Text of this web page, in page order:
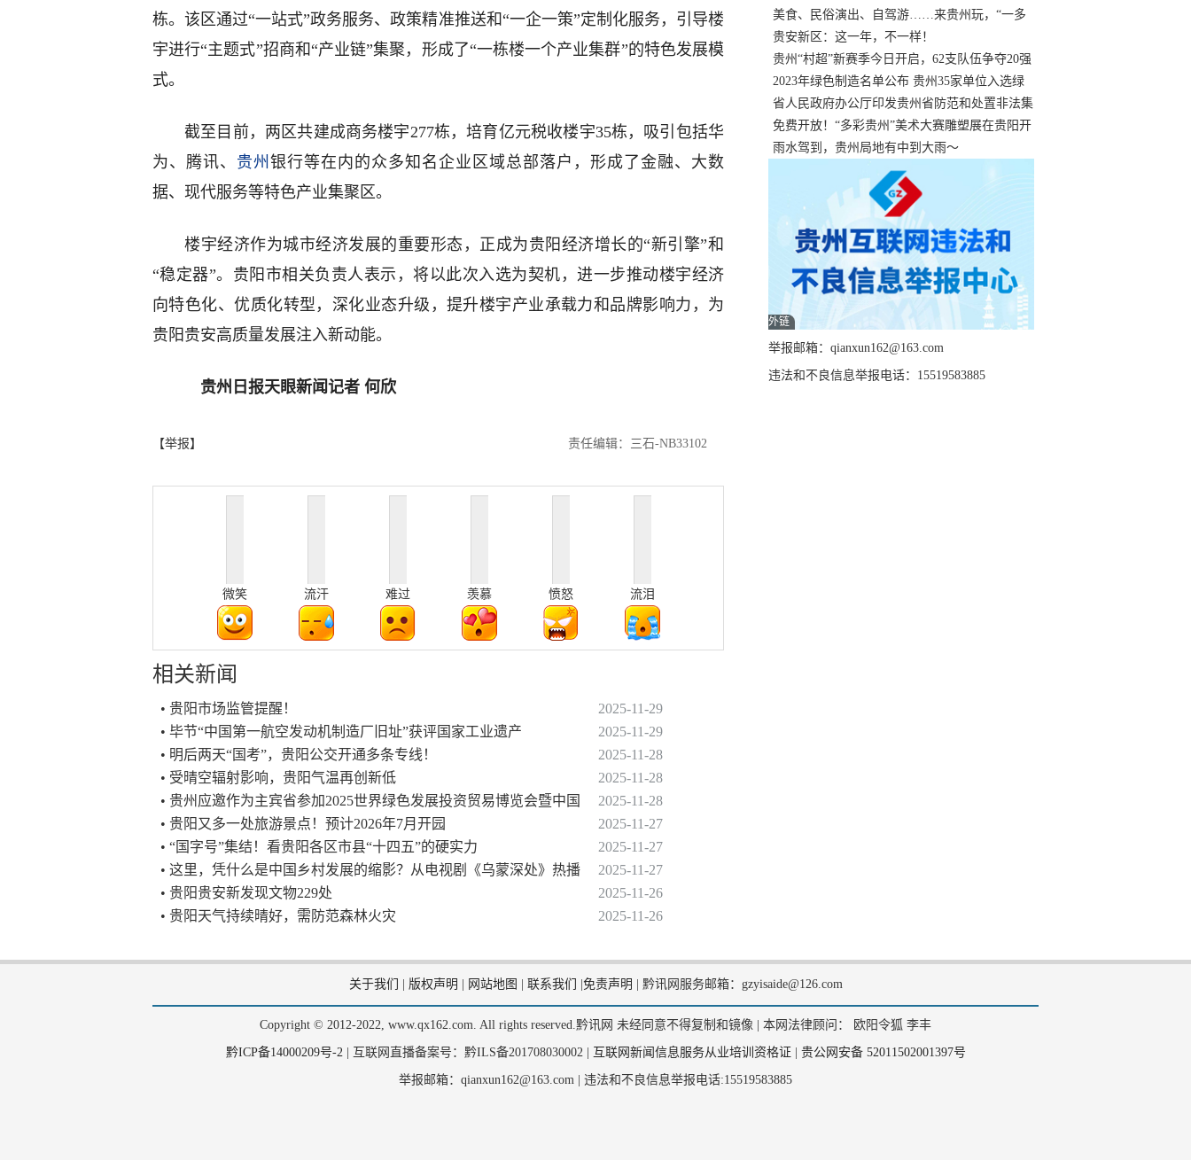
栋。该区通过“一站式”政务服务、政策精准推送和“一企一策”定制化服务，引导楼
宇进行“主题式”招商和“产业链”集聚，形成了“一栋楼一个产业集群”的特色发展模
式。
截至目前，两区共建成商务楼宇277栋，培育亿元税收楼宇35栋，吸引包括华
为、腾讯、 贵州 银行等在内的众多知名企业区域总部落户，形成了金融、大数
据、现代服务等特色产业集聚区。
楼宇经济作为城市经济发展的重要形态，正成为贵阳经济增长的“新引擎”和
“稳定器”。贵阳市相关负责人表示，将以此次入选为契机，进一步推动楼宇经济
向特色化、优质化转型，深化业态升级，提升楼宇产业承载力和品牌影响力，为
贵阳贵安高质量发展注入新动能。
贵州日报天眼新闻记者 何欣
【举报】 责任编辑：三石-NB33102
微笑 流汗 难过 羡慕 愤怒 流泪
相关新闻
• 贵阳市场监管提醒！
2025-11-29
• 毕节“中国第一航空发动机制造厂旧址”获评国家工业遗产
2025-11-29
• 明后两天“国考”，贵阳公交开通多条专线！
2025-11-28
• 受晴空辐射影响，贵阳气温再创新低
2025-11-28
• 贵州应邀作为主宾省参加2025世界绿色发展投资贸易博览会暨中国
2025-11-28
• 贵阳又多一处旅游景点！预计2026年7月开园
2025-11-27
• “国字号”集结！看贵阳各区市县“十四五”的硬实力
2025-11-27
• 这里，凭什么是中国乡村发展的缩影？从电视剧《乌蒙深处》热播
2025-11-27
• 贵阳贵安新发现文物229处
2025-11-26
• 贵阳天气持续晴好，需防范森林火灾
2025-11-26
正式“打响”
美食、民俗演出、自驾游……来贵州玩，“一多
两减三免”！
贵安新区：这一年，不一样！
贵州“村超”新赛季今日开启，62支队伍争夺20强
名额
2023年绿色制造名单公布 贵州35家单位入选绿
色工厂
省人民政府办公厅印发贵州省防范和处置非法集
资工作实施细则
免费开放！“多彩贵州”美术大赛雕塑展在贵阳开
展，持续至1月19日
雨水驾到，贵州局地有中到大雨～
外链
举报邮箱：qianxun162@163.com
违法和不良信息举报电话：15519583885
关于我们 版权声明 网站地图 联系我们 免责声明 黔讯网服务邮箱：gzyisaide@126.com
Copyright © 2012-2022, www.qx162.com. All rights reserved.黔讯网 未经同意不得复制和镜像 | 本网法律顾问： 欧阳令狐 李丰
黔ICP备14000209号-2| 互联网直播备案号：黔ILS备201708030002 | 互联网新闻信息服务从业培训资格证 贵公网安备 52011502001397号
举报邮箱：qianxun162@163.com | 违法和不良信息举报电话:15519583885